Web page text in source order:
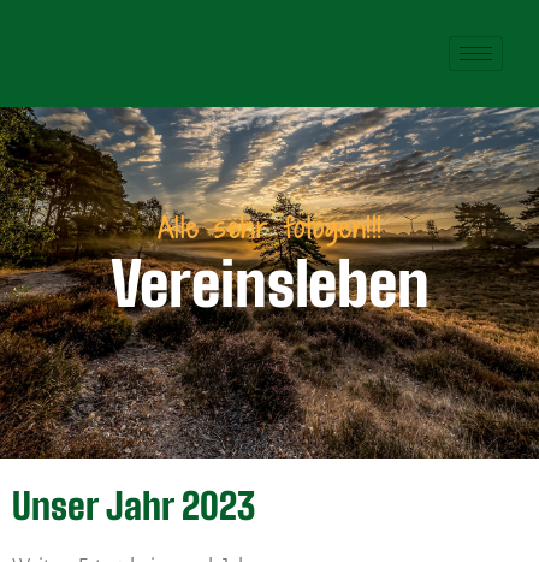
Alle sehr fotogen!!!
Vereinsleben
Unser Jahr 2023